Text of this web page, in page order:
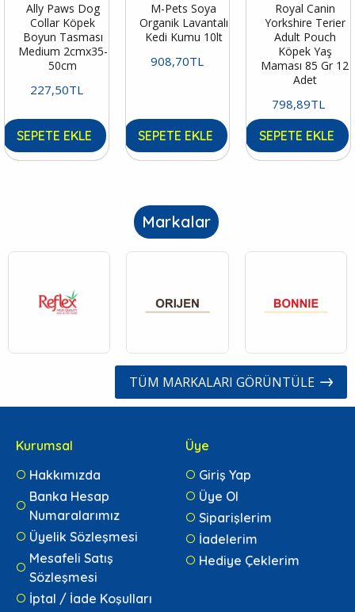
Ally Paws Dog
Collar Köpek
Boyun Tasması
Medium 2cmx35-
50cm
227,50TL
SEPETE EKLE
M-Pets Soya
Organik Lavantalı
Kedi Kumu 10lt
908,70TL
SEPETE EKLE
Royal Canin
Yorkshire Terier
Adult Pouch
Köpek Yaş
Maması 85 Gr 12
Adet
798,89TL
SEPETE EKLE
Markalar
TÜM MARKALARI GÖRÜNTÜLE
Kurumsal
Hakkımızda
Banka Hesap
Numaralarımız
Üyelik Sözleşmesi
Mesafeli Satış
Sözleşmesi
İptal / İade Koşulları
Üye
Giriş Yap
Üye Ol
Siparişlerim
İadelerim
Hediye Çeklerim